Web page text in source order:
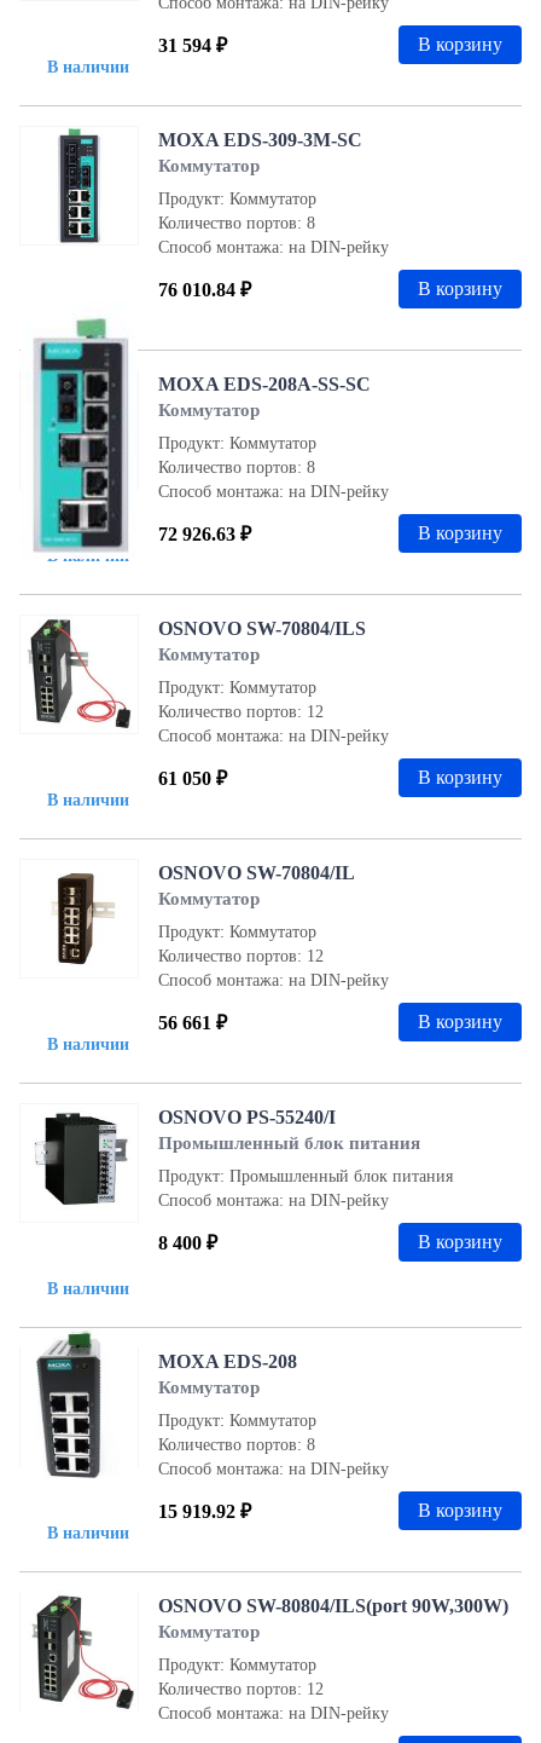
В наличии
31 594 ₽ В корзину
MOXA EDS-309-3M-SC
Коммутатор
Продукт: Коммутатор
Количество портов: 8
Способ монтажа: на DIN-рейку
76 010.84 ₽ В корзину
В наличии
MOXA EDS-208A-SS-SC
Коммутатор
Продукт: Коммутатор
Количество портов: 8
Способ монтажа: на DIN-рейку
72 926.63 ₽ В корзину
В наличии
OSNOVO SW-70804/ILS
Коммутатор
Продукт: Коммутатор
Количество портов: 12
Способ монтажа: на DIN-рейку
61 050 ₽ В корзину
В наличии
OSNOVO SW-70804/IL
Коммутатор
Продукт: Коммутатор
Количество портов: 12
Способ монтажа: на DIN-рейку
56 661 ₽ В корзину
В наличии
OSNOVO PS-55240/I
Промышленный блок питания
Продукт: Промышленный блок питания
Способ монтажа: на DIN-рейку
8 400 ₽ В корзину
В наличии
MOXA EDS-208
Коммутатор
Продукт: Коммутатор
Количество портов: 8
Способ монтажа: на DIN-рейку
15 919.92 ₽ В корзину
OSNOVO SW-80804/ILS(port 90W,300W)
Коммутатор
Продукт: Коммутатор
Количество портов: 12
Способ монтажа: на DIN-рейку